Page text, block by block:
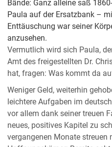
Bände: Ganz alleine saß
Paula auf der Ersatzbank –
Enttäuschung war seiner
anzusehen.
Vermutlich wird sich Paula,
Amt des freigestellten Dr.
hat, fragen: Was kommt da
Weniger Geld, weiterhin
leichtere Aufgaben im
vor allem dank seiner treuen
neues, positives Kapitel zu
vergangenen Monate streuen